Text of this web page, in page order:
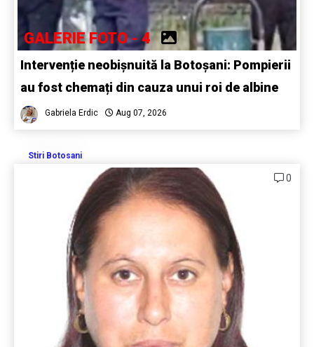
GALERIE FOTO - 4
Intervenție neobișnuită la Botoșani: Pompierii
au fost chemați din cauza unui roi de albine
Gabriela Erdic Aug 07, 2026
Stiri Botosani
0